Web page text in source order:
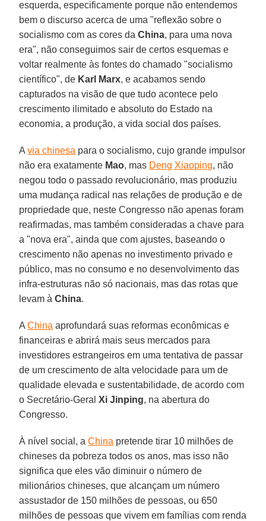
esquerda, especificamente porque não entendemos
bem o discurso acerca de uma "reflexão sobre o
socialismo com as cores daChina, para uma nova
era", não conseguimos sair de certos esquemas e
voltar realmente às fontes do chamado "socialismo
científico", de Karl Marx, e acabamos sendo
capturados na visão de que tudo acontece pelo
crescimento ilimitado e absoluto do Estado na
economia, a produção, a vida social dos países.
Avia chinesa para o socialismo, cujo grande impulsor
não era exatamente Mao, mas Deng Xiaoping, não
negou todo o passado revolucionário, mas produziu
uma mudança radical nas relações de produção e de
propriedade que, neste Congresso não apenas foram
reafirmadas, mas também consideradas a chave para
a "nova era", ainda que com ajustes, baseando o
crescimento não apenas no investimento privado e
público, mas no consumo e no desenvolvimento das
infra-estruturas não só nacionais, mas das rotas que
levam àChina.
AChina aprofundará suas reformas econômicas e
financeiras e abrirá mais seus mercados para
investidores estrangeiros em uma tentativa de passar
de um crescimento de alta velocidade para um de
qualidade elevada e sustentabilidade, de acordo com
o Secretário-GeralXi Jinping, na abertura do
Congresso.
À nível social, aChina pretende tirar 10 milhões de
chineses da pobreza todos os anos, mas isso não
significa que eles vão diminuir o número de
milionários chineses, que alcançam um número
assustador de 150 milhões de pessoas, ou 650
milhões de pessoas que vivem em famílias com renda